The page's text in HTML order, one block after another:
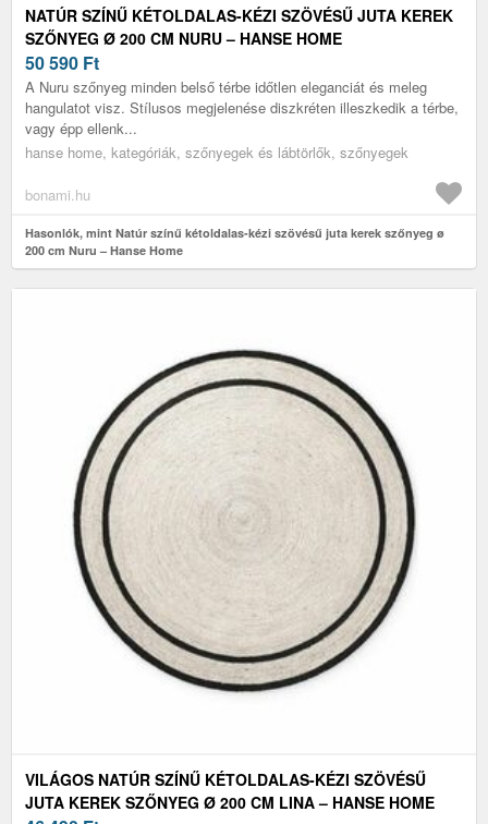
NATÚR SZÍNŰ KÉTOLDALAS-KÉZI SZÖVÉSŰ JUTA KEREK
SZŐNYEG Ø 200 CM NURU – HANSE HOME
50 590 Ft
A Nuru szőnyeg minden belső térbe időtlen eleganciát és meleg
hangulatot visz. Stílusos megjelenése diszkréten illeszkedik a térbe,
vagy épp ellenk...
hanse home, kategóriák, szőnyegek és lábtörlők, szőnyegek
bonami.hu
Hasonlók, mint Natúr színű kétoldalas-kézi szövésű juta kerek szőnyeg ø
200 cm Nuru – Hanse Home
VILÁGOS NATÚR SZÍNŰ KÉTOLDALAS-KÉZI SZÖVÉSŰ
JUTA KEREK SZŐNYEG Ø 200 CM LINA – HANSE HOME